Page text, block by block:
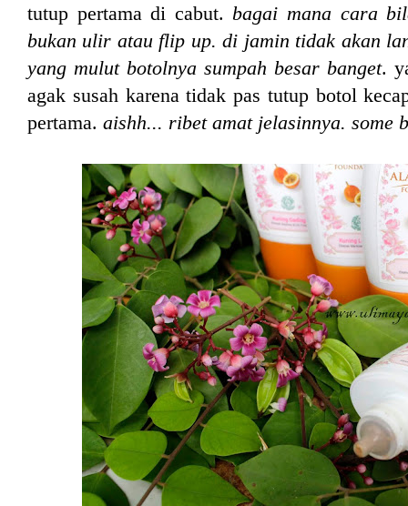
tutup pertama di cabut. bagai mana cara
bukan ulir atau flip up. di jamin tidak akan
yang mulut botolnya sumpah besar banget.
agak susah karena tidak pas tutup botol
pertama. aishh... ribet amat jelasinnya. some